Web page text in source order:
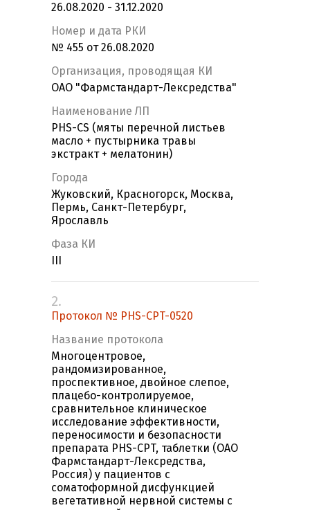
26.08.2020 - 31.12.2020
Номер и дата РКИ
№ 455 от 26.08.2020
Организация, проводящая КИ
ОАО "Фармстандарт-Лексредства"
Наименование ЛП
PHS-CS (мяты перечной листьев
масло + пустырника травы
экстракт + мелатонин)
Города
Жуковский, Красногорск, Москва,
Пермь, Санкт-Петербург,
Ярославль
Фаза КИ
2.
Протокол № PHS-CPT-0520
Название протокола
Многоцентровое,
рандомизированное,
проспективное, двойное слепое,
плацебо-контролируемое,
сравнительное клиническое
исследование эффективности,
переносимости и безопасности
препарата PHS-CPT, таблетки (ОАО
Фармстандарт-Лексредства,
Россия) у пациентов с
соматоформной дисфункцией
вегетативной нервной системы с